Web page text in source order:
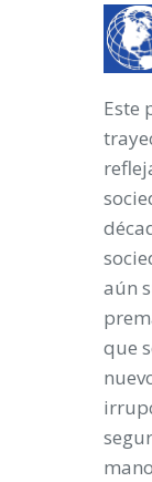
Este
aún
que